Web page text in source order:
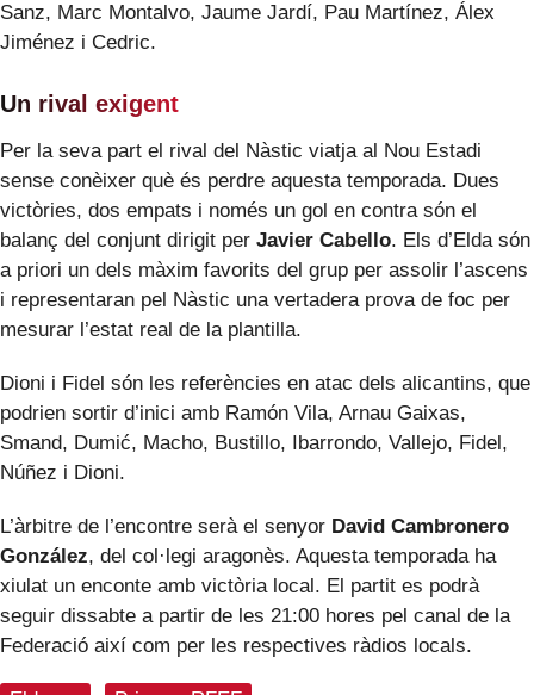
Sanz, Marc Montalvo, Jaume Jardí, Pau Martínez, Álex
Jiménez i Cedric.
Un rival exigent
Per la seva part el rival del Nàstic viatja al Nou Estadi
sense conèixer què és perdre aquesta temporada. Dues
victòries, dos empats i només un gol en contra són el
balanç del conjunt dirigit per Javier Cabello. Els d’Elda són
a priori un dels màxim favorits del grup per assolir l’ascens
i representaran pel Nàstic una vertadera prova de foc per
mesurar l’estat real de la plantilla.
Dioni i Fidel són les referències en atac dels alicantins, que
podrien sortir d’inici amb Ramón Vila, Arnau Gaixas,
Smand, Dumić, Macho, Bustillo, Ibarrondo, Vallejo, Fidel,
Núñez i Dioni.
L’àrbitre de l’encontre serà el senyor David Cambronero
González, del col·legi aragonès. Aquesta temporada ha
xiulat un enconte amb victòria local. El partit es podrà
seguir dissabte a partir de les 21:00 hores pel canal de la
Federació així com per les respectives ràdios locals.